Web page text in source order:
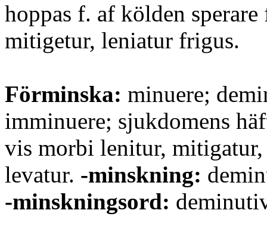
hoppas f. af kölden sperare
mitigetur, leniatur frigus.
Förminska: minuere;
imminuere; sjukdomens
vis morbi lenitur, mitigatur,
levatur. -minskning:
-minskningsord: